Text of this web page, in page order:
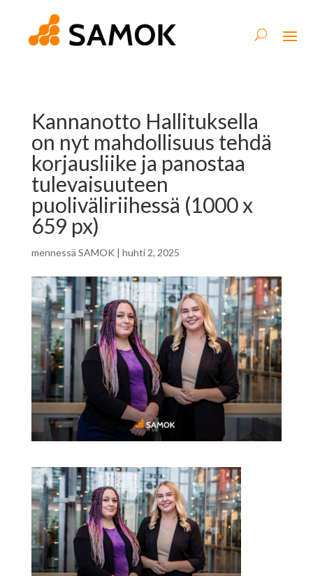
Kannanotto Hallituksella
on nyt mahdollisuus tehdä
korjausliike ja panostaa
tulevaisuuteen
puoliväliriihessä (1000 x
659 px)
mennessä SAMOK | huhti 2, 2025